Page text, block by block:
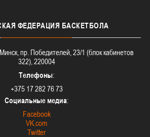
ФЕДЕРАЦИЯ БАСКЕТБОЛА
пр. Победителей, 23/1 (блок кабинетов
322), 220004
Телефоны:
+375 17 282 76 73
Социальные медиа:
Facebook
VK.com
Twitter